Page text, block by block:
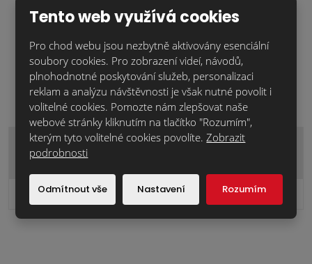
Piemont.hnědá.dpl.12 taška 1/2
Cena za ks: 289,7 Kčbez DPH
Tento web využívá cookies
Pro chod webu jsou nezbytně aktivovány esenciální
soubory cookies. Pro zobrazení videí, návodů,
plnohodnotné poskytování služeb, personalizaci
reklam a analýzu návštěvnosti je však nutné povolit i
volitelné cookies. Pomozte nám zlepšovat naše
webové stránky kliknutím na tlačítko "Rozumím",
kterým tyto volitelné cookies povolíte. Zobrazit
podrobnosti
Odmítnout vše Nastavení Rozumím